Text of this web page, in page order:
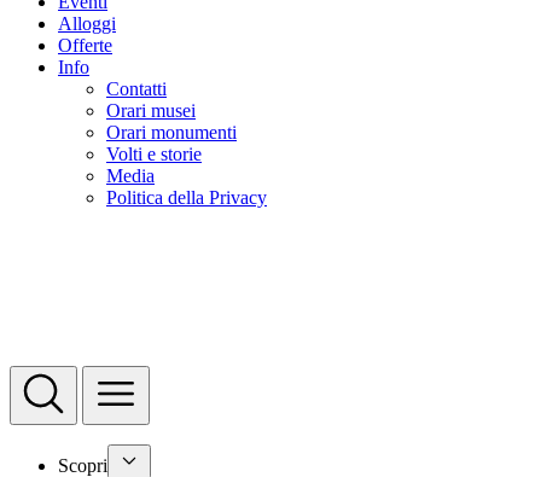
Alloggi
Offerte
Info
Contatti
Orari musei
Orari monumenti
Volti e storie
Media
Politica della Privacy
Scopri